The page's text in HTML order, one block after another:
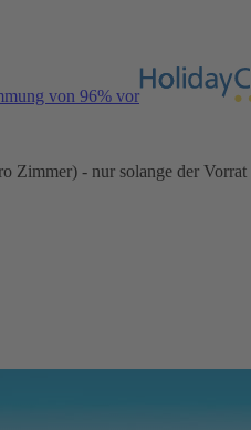
von 96% vor
Zimmer) - nur solange der Vorrat